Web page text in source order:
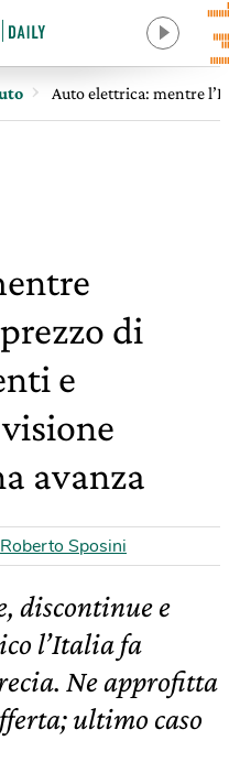
Auto elettrica: mentre
di
e
avanza
Roberto Sposini
discontinue e
l’Italia fa
Ne approfitta
ultimo caso